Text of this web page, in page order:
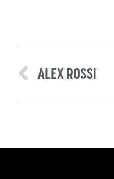
ALEX ROSSI